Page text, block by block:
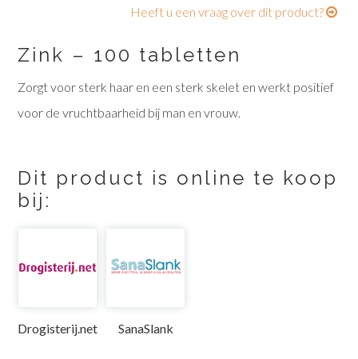
Heeft u een vraag over dit product?
Zink – 100 tabletten
Zorgt voor sterk haar en een sterk skelet en werkt positief
voor de vruchtbaarheid bij man en vrouw.
Dit product is online te koop
bij:
Drogisterij.net SanaSlank